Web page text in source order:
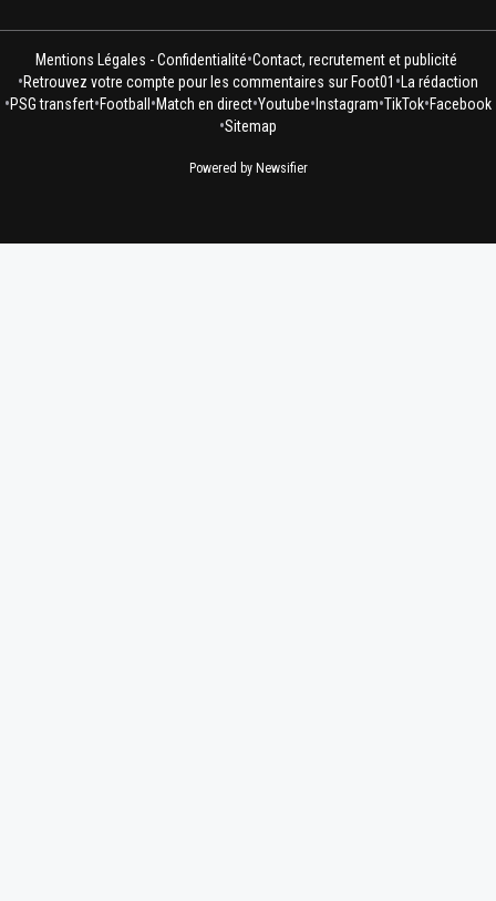
Mentions Légales - Confidentialité•Contact, recrutement et publicité
•Retrouvez votre compte pour les commentaires sur Foot01 • La rédaction
•PSG transfert•Football •Match en direct•Youtube• Instagram•TikTok•Facebook
•Sitemap
Powered by Newsifier